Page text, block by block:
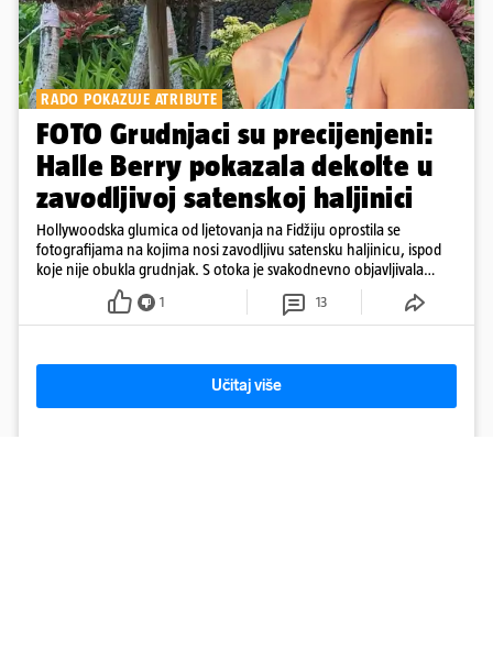
RADO POKAZUJE ATRIBUTE
FOTO Grudnjaci su precijenjeni:
Halle Berry pokazala dekolte u
zavodljivoj satenskoj haljinici
Hollywoodska glumica od ljetovanja na Fidžiju oprostila se
fotografijama na kojima nosi zavodljivu satensku haljinicu, ispod
koje nije obukla grudnjak. S otoka je svakodnevno objavljivala
fotografije u kupaćem
1 13
Učitaj više